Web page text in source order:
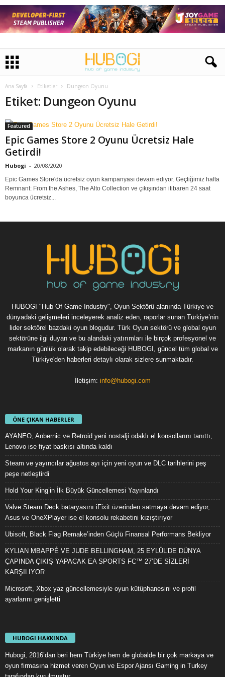
Ana Sayfa Etiketler Dungeon Oyunu
Etiket: Dungeon Oyunu
Featured
Epic Games Store 2 Oyunu Ücretsiz Hale
Getirdi!
Hubogi - 20/08/2020
Epic Games Store'da ücretsiz oyun kampanyası devam ediyor. Geçtiğimiz hafta
Remnant: From the Ashes, The Alto Collection ve çıkışından itibaren 24 saat
boyunca ücretsiz...
HUBOGI "Hub Of Game Industry", Oyun Sektörü alanında Türkiye ve
dünyadaki gelişmeleri inceleyerek analiz eden, raporlar sunan Türkiye’nin
lider sektörel bazdaki oyun blogudur. Türk Oyun sektörü ve global oyun
sektörüne ilgi duyan ve bu alandaki yatırımları ile birçok profesyonel ve
markanın günlük olarak takip edebileceği HUBOGI, güncel tüm global ve
Türkiye'den haberleri detaylı olarak sizlere sunmaktadır.
İletişim: info@hubogi.com
ÖNE ÇIKAN HABERLER
AYANEO, Anbernic ve Retroid yeni nostalji odaklı el konsollarını tanıttı,
Lenovo ise fiyat baskısı altında kaldı
Steam ve yayıncılar ağustos ayı için yeni oyun ve DLC tarihlerini peş
peşe netleştirdi
Hold Your King’in İlk Büyük Güncellemesi Yayınlandı
Valve Steam Deck bataryasını iFixit üzerinden satmaya devam ediyor,
Asus ve OneXPlayer ise el konsolu rekabetini kızıştırıyor
Ubisoft, Black Flag Remake’inden Güçlü Finansal Performans Bekliyor
KYLIAN MBAPPÉ VE JUDE BELLINGHAM, 25 EYLÜL’DE DÜNYA
ÇAPINDA ÇIKIŞ YAPACAK EA SPORTS FC™ 27’DE SİZLERİ
KARŞILIYOR
Microsoft, Xbox yaz güncellemesiyle oyun kütüphanesini ve profil
ayarlarını genişletti
HUBOGI HAKKINDA
Hubogi, 2016’dan beri hem Türkiye hem de globalde bir çok markaya ve
oyun firmasına hizmet veren Oyun ve Espor Ajansı Gaming in Turkey